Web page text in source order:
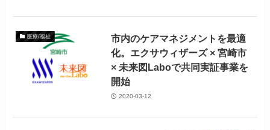
医療/福祉
市内のケアマネジメントを最適
化。エクサウィザーズ × 宮崎市
× 未来図Laboで共同実証事業を
開始
2020-03-12